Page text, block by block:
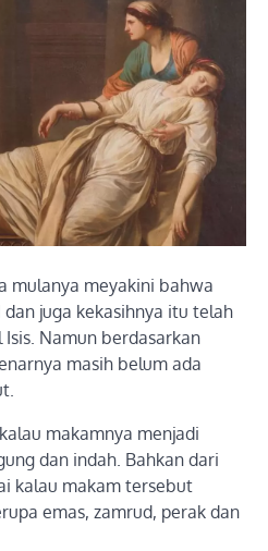
mulanya meyakini bahwa
juga kekasihnya itu telah
Namun berdasarkan
masih belum ada
makamnya menjadi
dan indah. Bahkan dari
kalau makam tersebut
emas, zamrud, perak dan